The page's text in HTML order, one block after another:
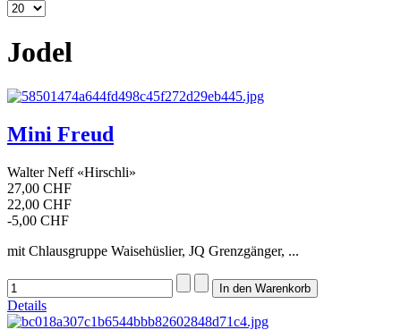
Jodel
Mini Freud
Walter Neff «Hirschli»
27,00 CHF
22,00 CHF
-5,00 CHF
mit Chlausgruppe Waisehüslier, JQ Grenzgänger, ...
Details